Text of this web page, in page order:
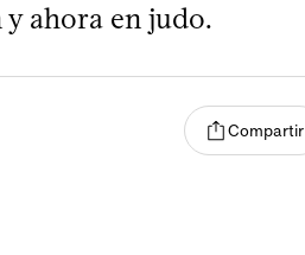
ahora en judo.
Compartir